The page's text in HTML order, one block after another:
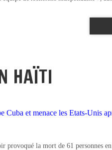
HAÏTI
Cuba et menace les Etats-Unis
provoqué la mort de 61 personnes